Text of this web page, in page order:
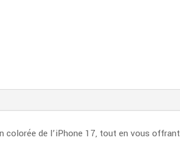
colorée de l’iPhone 17, tout en vous offrant